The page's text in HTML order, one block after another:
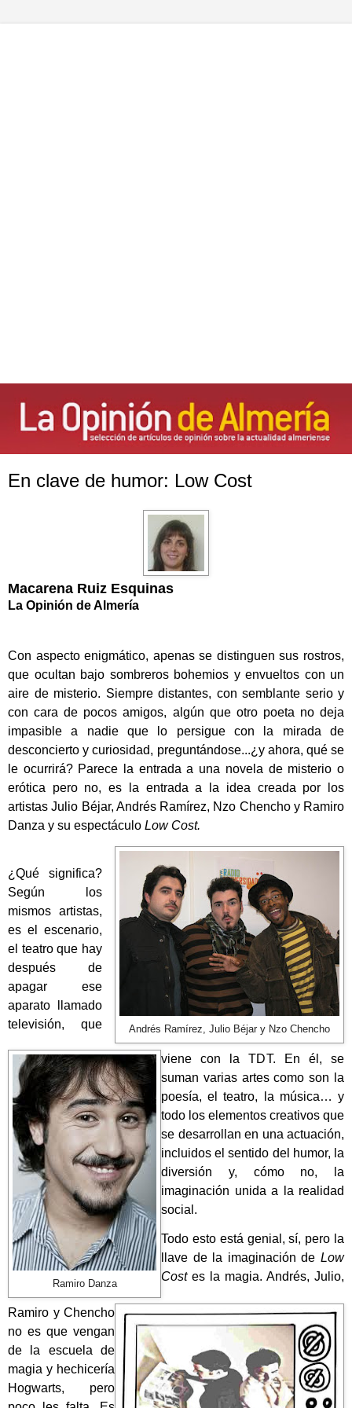
En clave de humor: Low Cost
Macarena Ruiz Esquinas
La Opinión de Almería
Con aspecto enigmático, apenas se distinguen sus rostros,
que ocultan bajo sombreros bohemios y envueltos con un
aire de misterio. Siempre distantes, con semblante serio y
con cara de pocos amigos, algún que otro poeta no deja
impasible a nadie que lo persigue con la mirada de
desconcierto y curiosidad, preguntándose...¿y ahora, qué se
le ocurrirá? Parece la entrada a una novela de misterio o
erótica pero no, es la entrada a la idea creada por los
artistas Julio Béjar, Andrés Ramírez, Nzo Chencho y Ramiro
Danza y su espectáculo Low Cost.
Andrés Ramírez, Julio Béjar y Nzo Chencho
Ramiro Danza
¿Qué significa?
Según los
mismos artistas,
es el escenario,
el teatro que hay
después de
apagar ese
aparato llamado
televisión, que
viene con la TDT. En él, se
suman varias artes como son la
poesía, el teatro, la música… y
todo los elementos creativos que
se desarrollan en una actuación,
incluidos el sentido del humor, la
diversión y, cómo no, la
imaginación unida a la realidad
social.
Todo esto está genial, sí, pero la
llave de la imaginación de Low
Costes la magia. Andrés, Julio,
Ramiro y Chencho
no es que vengan
de la escuela de
magia y hechicería
Hogwarts, pero